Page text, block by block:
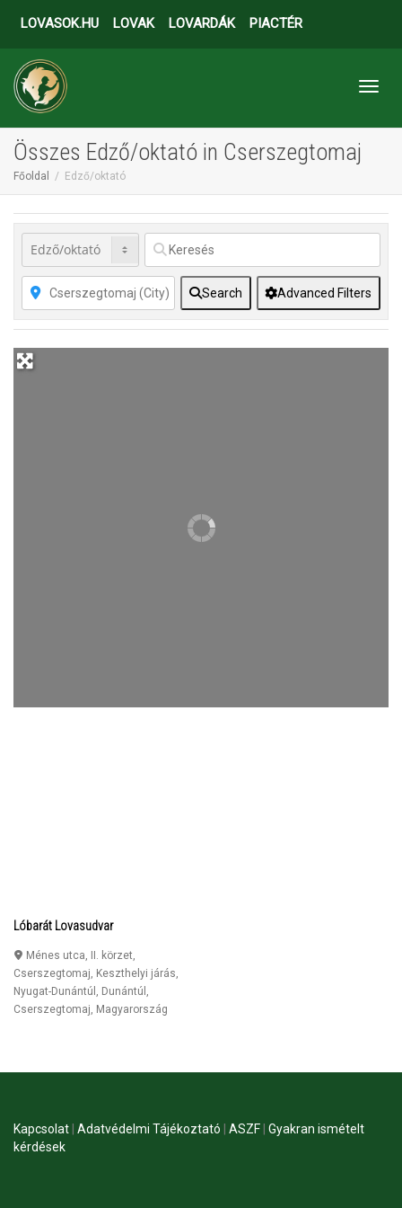
LOVASOK.HU LOVAK LOVARDÁK PIACTÉR
Összes Edző/oktató in Cserszegtomaj
Főoldal Edző/oktató
Search Advanced Filters
Lóbarát Lovasudvar
Ménes utca, II. körzet,
Cserszegtomaj, Keszthelyi járás,
Nyugat-Dunántúl, Dunántúl ,
Cserszegtomaj, Magyarország
Kapcsolat Adatvédelmi Tájékoztató ASZF Gyakran ismételt
kérdések